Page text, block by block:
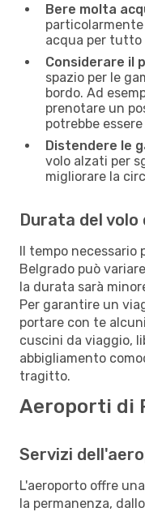
Bere molta
acqua per tutto
Considerare il
spazio per le
bordo. Ad
prenotare un
potrebbe
Distendere le
volo alzati per
migliorare la
Durata del
Il tempo necessario
Belgrado può
la durata sarà
Per garantire un
portare con te
cuscini da viaggio,
abbigliamento
tragitto.
Aeroporti di
Servizi
L'aeroporto offre
la permanenza,